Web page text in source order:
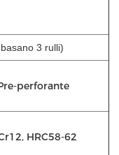
3 rulli)
perforante
HRC58-62